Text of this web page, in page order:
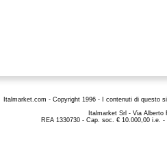
Italmarket.com - Copyright 1996 - I contenuti di questo
Italmarket Srl - Via Alberto
REA 1330730 - Cap. soc. € 10.000,00 i.e.